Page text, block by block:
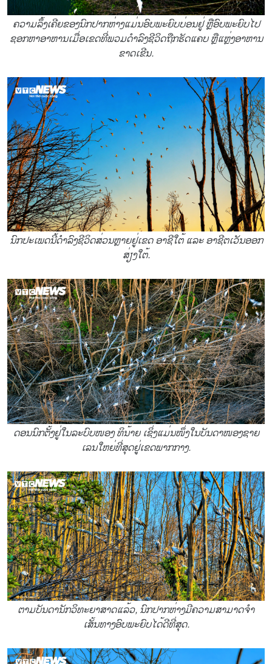
ຄວາມລຶ້ງເຄີຍຂອງນົກປາກຫ່າງແມ່ນອົບພະຍົບບ່ອນຢູ່ ຫຼືອົບພະຍົບໄປ
ຊອກຫາອາຫານເມື່ອເຂດທີ່ພວມດຳລົງຊີວິດຖືກຮັດແຄບ ຫຼືແຫຼ່ງອາຫານ
ຂາດເຂີນ.
ນົກປະເພດນີ້ດຳລົງຊີວິດສ່ວນຫຼາຍຢູ່ເຂດ ອາຊີໃຕ້ ແລະ ອາຊີຕເວັນອອກ
ສ່ຽງໃຕ້.
ດອນນົກຕັ້ງຢູ່ໃນລະບົບໜອງ ທິນ້າຍ ເຊິ່ງແມ່ນໜຶ່ງໃນບັນດາໜອງຊາຍ
ເລນໃຫຍ່ທີ່ສຸດຢູ່ເຂດພາກກາງ.
ຕາມບັນດານັກວິທະຍາສາດແລ້ວ, ນົກປາກຫ່າງມີຄວາມສາມາດຈຳ
ເສັ້ນທາງອົບພະຍົບໄດ້ດີທີ່ສຸດ.